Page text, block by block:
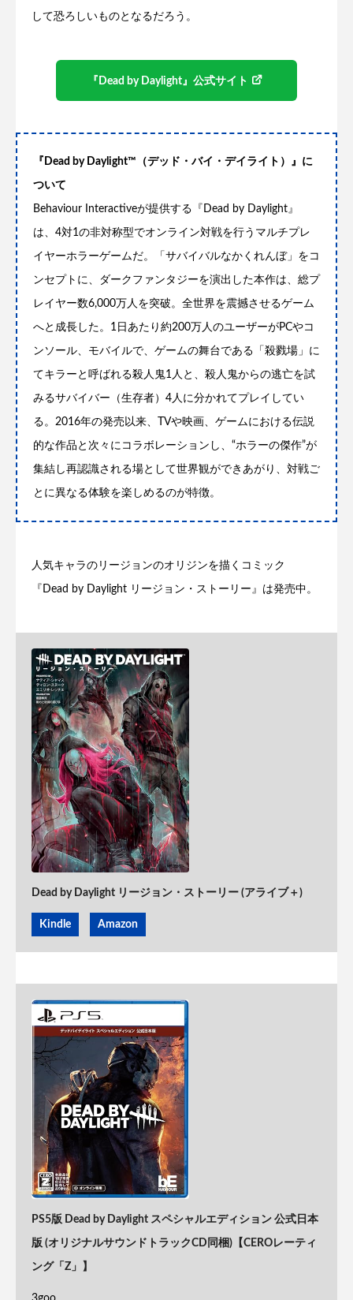
して恐ろしいものとなるだろう。
『Dead by Daylight』公式サイト
『Dead by Daylight™（デッド・バイ・デイライト）』に
ついて
Behaviour Interactiveが提供する『Dead by Daylight』
は、4対1の非対称型でオンライン対戦を行うマルチプレ
イヤーホラーゲームだ。「サバイバルなかくれんぼ」をコ
ンセプトに、ダークファンタジーを演出した本作は、総プ
レイヤー数6,000万人を突破。全世界を震撼させるゲーム
へと成長した。1日あたり約200万人のユーザーがPCやコ
ンソール、モバイルで、ゲームの舞台である「殺戮場」に
てキラーと呼ばれる殺人鬼1人と、殺人鬼からの逃亡を試
みるサバイバー（生存者）4人に分かれてプレイしてい
る。2016年の発売以来、TVや映画、ゲームにおける伝説
的な作品と次々にコラボレーションし、“ホラーの傑作”が
集結し再認識される場として世界観ができあがり、対戦ご
とに異なる体験を楽しめるのが特徴。
人気キャラのリージョンのオリジンを描くコミック
『Dead by Daylight リージョン・ストーリー』は発売中。
Dead by Daylight リージョン・ストーリー (アライブ＋)
Kindle Amazon
PS5版 Dead by Daylight スペシャルエディション 公式日本
版 (オリジナルサウンドトラックCD同梱)【CEROレーティ
ング「Z」】